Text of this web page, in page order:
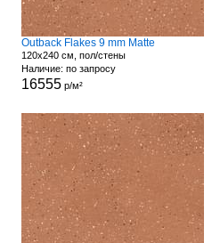
Outback Flakes 9 mm Matte
120x240 см, пол/стены
Наличие: по запросу
16555р/м²